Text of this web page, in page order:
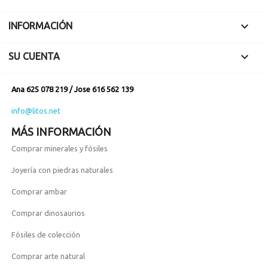
INFORMACIÓN 
SU CUENTA 
Ana 625 078 219 / Jose 616 562 139
info@litos.net
MÁS INFORMACIÓN
Comprar minerales y fósiles
Joyería con piedras naturales
Comprar ambar
Comprar dinosaurios
Fósiles de colección
Comprar arte natural